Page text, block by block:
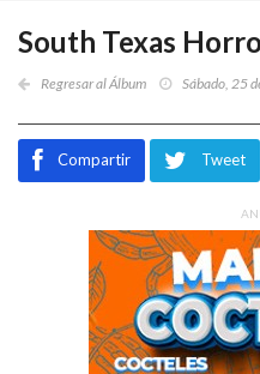
South Texas
Regresar al Álbum Sábado, 25
Compartir Tweet